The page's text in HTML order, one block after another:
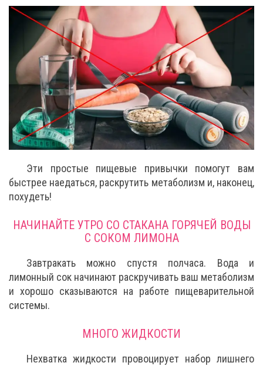
Эти простые пищевые привычки помогут вам
быстрее наедаться, раскрутить метаболизм и, наконец,
похудеть!
НАЧИНАЙТЕ УТРО СО СТАКАНА ГОРЯЧЕЙ ВОДЫ
С СОКОМ ЛИМОНА
Завтракать можно спустя полчаса. Вода и
лимонный сок начинают раскручивать ваш метаболизм
и хорошо сказываются на работе пищеварительной
системы.
МНОГО ЖИДКОСТИ
Нехватка жидкости провоцирует набор лишнего